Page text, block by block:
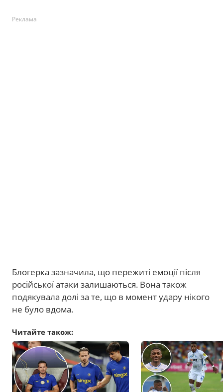
Реклама
Блогерка зазначила, що пережиті емоції після
російської атаки залишаються. Вона також
подякувала долі за те, що в момент удару нікого
не було вдома.
Читайте також: